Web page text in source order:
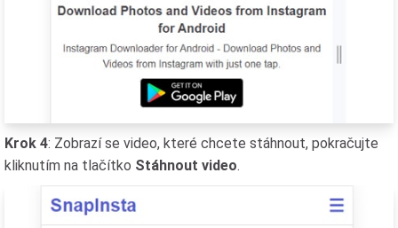
Krok 4: Zobrazí se video, které chcete stáhnout, pokračujte
kliknutím na tlačítko Stáhnout video.